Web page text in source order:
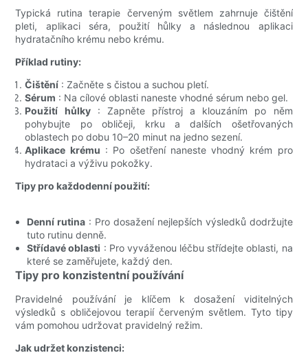
Typická rutina terapie červeným světlem zahrnuje čištění
pleti, aplikaci séra, použití hůlky a následnou aplikaci
hydratačního krému nebo krému.
Příklad rutiny:
Čištění : Začněte s čistou a suchou pletí.
Sérum : Na cílové oblasti naneste vhodné sérum nebo gel.
Použití hůlky: Zapněte přístroj a klouzáním po něm
pohybujte po obličeji, krku a dalších ošetřovaných
oblastech po dobu 10–20 minut na jedno sezení.
Aplikace krému : Po ošetření naneste vhodný krém pro
hydrataci a výživu pokožky.
Tipy pro každodenní použití:
Denní rutina : Pro dosažení nejlepších výsledků dodržujte
tuto rutinu denně.
Střídavé oblasti : Pro vyváženou léčbu střídejte oblasti, na
které se zaměřujete, každý den.
Tipy pro konzistentní používání
Pravidelné používání je klíčem k dosažení viditelných
výsledků s obličejovou terapií červeným světlem. Tyto tipy
vám pomohou udržovat pravidelný režim.
Jak udržet konzistenci: